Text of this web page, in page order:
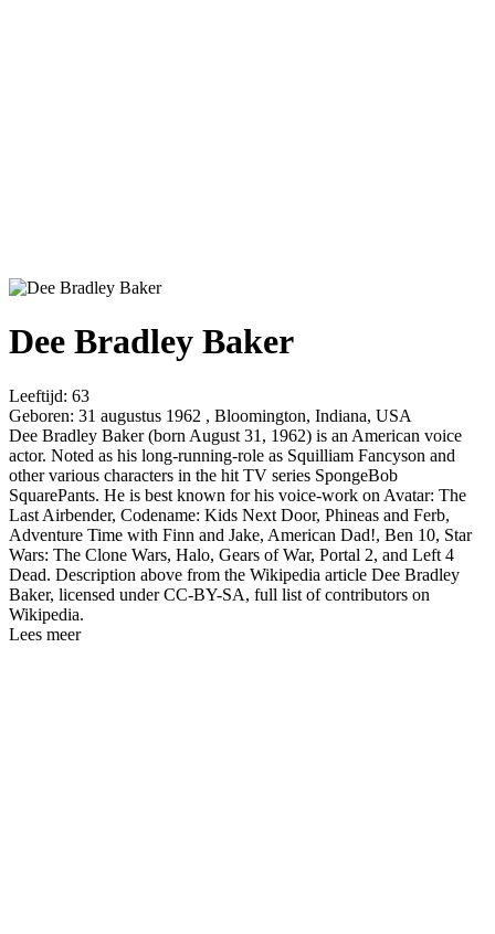
Dee Bradley Baker
Leeftijd: 63
Geboren: 31 augustus 1962 , Bloomington, Indiana, USA
Dee Bradley Baker (born August 31, 1962) is an American voice
actor. Noted as his long-running-role as Squilliam Fancyson and
other various characters in the hit TV series SpongeBob
SquarePants. He is best known for his voice-work on Avatar: The
Last Airbender, Codename: Kids Next Door, Phineas and Ferb,
Adventure Time with Finn and Jake, American Dad!, Ben 10, Star
Wars: The Clone Wars, Halo, Gears of War, Portal 2, and Left 4
Dead. Description above from the Wikipedia article Dee Bradley
Baker, licensed under CC-BY-SA, full list of contributors on
Wikipedia.
Lees meer